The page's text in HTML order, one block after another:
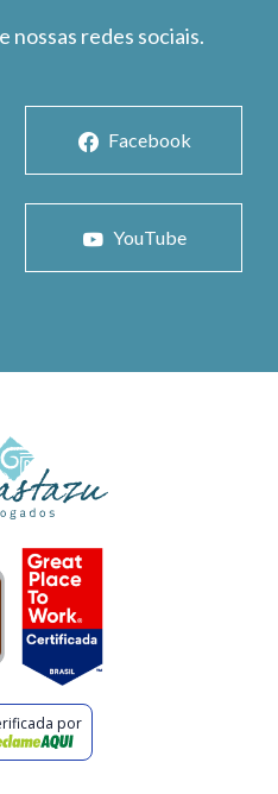
nossas redes sociais.
Facebook
YouTube
por